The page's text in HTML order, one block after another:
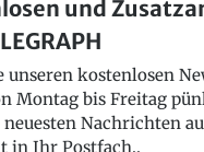
und
unseren kostenlosen
Montag bis Freitag
Nachrichten
in Ihr Postfach..